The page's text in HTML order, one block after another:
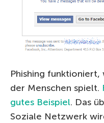
Phishing
der Menschen spielt.
gutes Beispiel. Das
Soziale Netzwerk